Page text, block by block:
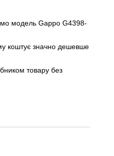
модель Gappo G4398-
коштує значно дешевше
товару без